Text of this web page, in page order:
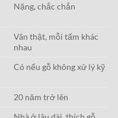
Nặng, chắc chắn
Vân thật, mỗi tấm khác
nhau
Có nếu gỗ không xử lý kỹ
20 năm trở lên